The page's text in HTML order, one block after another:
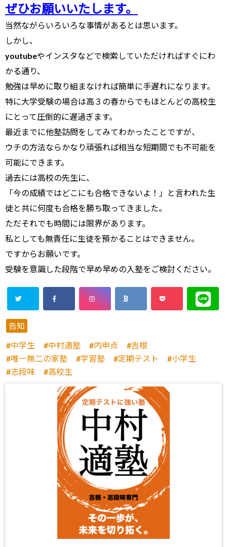
ぜひお願いいたします。
当然ながらいろいろな事情があるとは思います。
しかし、
youtubeやインスタなどで検索していただければすぐにわ
かる通り、
勉強は早めに取り組まなければ簡単に手遅れになります。
特に大学受験の場合は高３の春からでもほとんどの高校生
にとって圧倒的に遅過ぎます。
最近までに他塾訪問をしてみてわかったことですが、
ウチの方法ならかなり頑張れば相当な短期間でも不可能を
可能にできます。
過去には高校の先生に、
「今の成績ではどこにも合格できないよ！」と言われた生
徒と共に何度も合格を勝ち取ってきました。
ただそれでも時間には限界があります。
私としても無責任に生徒を預かることはできません。
ですからお願いです。
受験を意識した段階で早め早めの入塾をご検討ください。
告知
中学生
中村適塾 内申点
吉根
唯一無二の家塾
学習塾 定期テスト
小学生
志段味
高校生